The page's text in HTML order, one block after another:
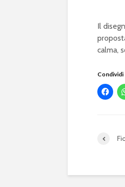
Il
calma,
Condividi